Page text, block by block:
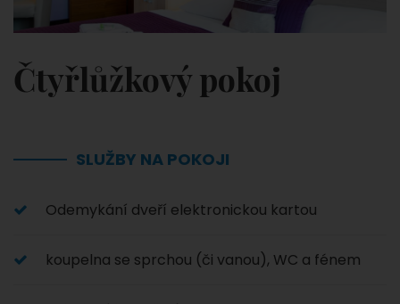
Čtyřlůžkový pokoj
SLUŽBY NA POKOJI
Odemykání dveří elektronickou kartou
koupelna se sprchou (či vanou), WC a fénem